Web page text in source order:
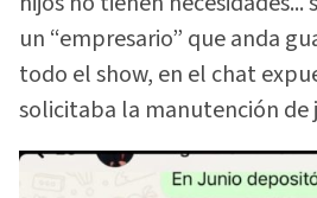
un “empresario” que anda
todo el show, en el chat
solicitaba la manutención de